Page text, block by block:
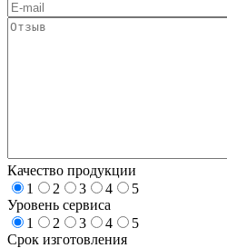
Качество продукции
1
2 3 4
5
Уровень сервиса
1
2 3 4
5
Срок изготовления